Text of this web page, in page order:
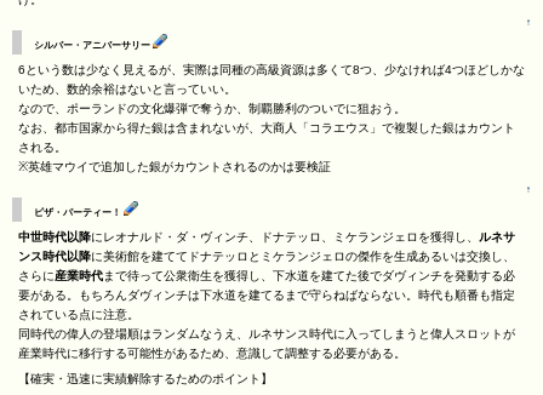
↑
シルバー・アニバーサリー
6という数は少なく見えるが、実際は同種の高級資源は多くて8つ、少なければ4つほどしかな
いため、数的余裕はないと言っていい。
なので、ポーランドの文化爆弾で奪うか、制覇勝利のついでに狙おう。
なお、都市国家から得た銀は含まれないが、大商人「コラエウス」で複製した銀はカウント
される。
※英雄マウイで追加した銀がカウントされるのかは要検証
↑
ピザ・パーティー！
中世時代以降にレオナルド・ダ・ヴィンチ、ドナテッロ、ミケランジェロを獲得し、 ルネサ
ンス時代以降に美術館を建ててドナテッロとミケランジェロの傑作を生成あるいは交換し、
さらに産業時代まで待って公衆衛生を獲得し、下水道を建てた後でダヴィンチを発動する必
要がある。もちろんダヴィンチは下水道を建てるまで守らねばならない。時代も順番も指定
されている点に注意。
同時代の偉人の登場順はランダムなうえ、ルネサンス時代に入ってしまうと偉人スロットが
産業時代に移行する可能性があるため、意識して調整する必要がある。
【確実・迅速に実績解除するためのポイント】